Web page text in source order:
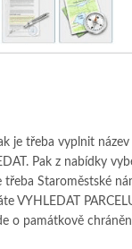
je třeba vyplnit název
Pak z nabídky
třeba Staroměstské
VYHLEDAT
o památkově